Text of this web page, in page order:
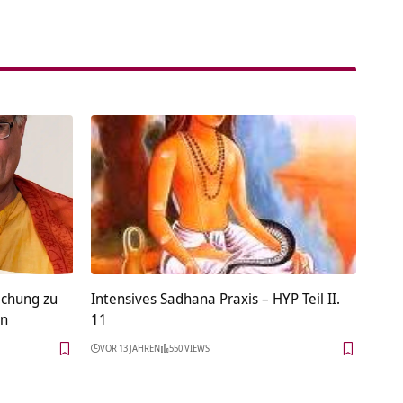
zu
Intensives Sadhana Praxis – HYP Teil II.
11
VOR 13 JAHREN 550 VIEWS